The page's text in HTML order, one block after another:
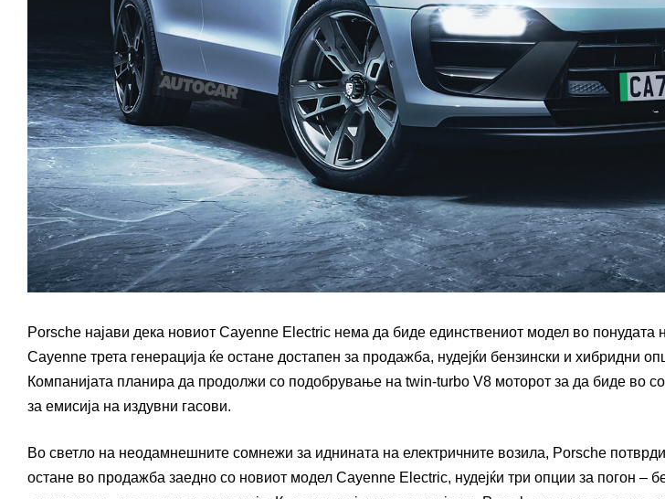
Porsche најави дека новиот Cayenne Electric нема да биде единствениот модел во
Cayenne трета генерација ќе остане достапен за продажба, нудејќи бензински и хибридни
Компанијата планира да продолжи со подобрување на twin-turbo V8 моторот за да биде во
за емисија на издувни гасови.
Во светло на неодамнешните сомнежи за иднината на електричните возила, Porsche
остане во продажба заедно со новиот модел Cayenne Electric, нудејќи три опции за погон –